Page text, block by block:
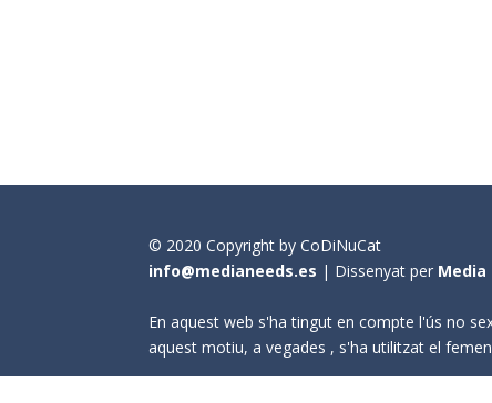
© 2020 Copyright by CoDiNuCat
info@medianeeds.es | Dissenyat per Media
En aquest web s'ha tingut en compte l'ús no
aquest motiu, a vegades , s'ha utilitzat el